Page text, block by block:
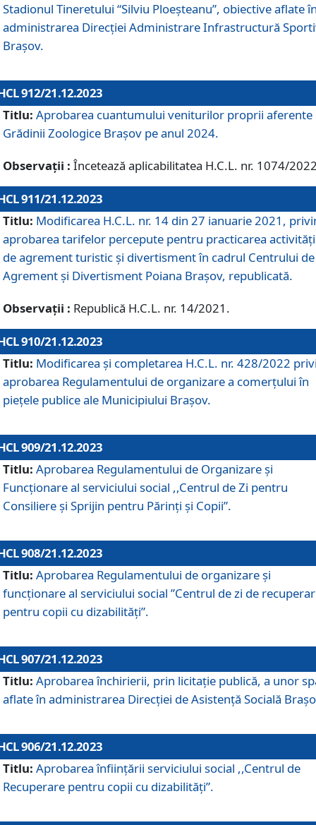
Stadionul Tineretului “Silviu Ploeșteanu”, obiective aflate
administrarea Direcției Administrare Infrastructură
Brașov.
912/21.12.2023
Titlu: Aprobarea cuantumului veniturilor proprii aferente
Grădinii Zoologice Braşov pe anul 2024.
Observații : Încetează aplicabilitatea H.C.L. nr. 1074/
911/21.12.2023
Titlu: Modificarea H.C.L. nr. 14 din 27 ianuarie 2021,
aprobarea tarifelor percepute pentru practicarea
de agrement turistic și divertisment în cadrul Centrului de
Agrement și Divertisment Poiana Brașov, republicată.
Observații : Republică H.C.L. nr. 14/2021.
910/21.12.2023
Titlu: Modificarea și completarea H.C.L. nr. 428/2022
aprobarea Regulamentului de organizare a comerțului în
piețele publice ale Municipiului Braşov.
909/21.12.2023
Titlu: Aprobarea Regulamentului de Organizare și
Funcționare al serviciului social ,,Centrul de Zi pentru
Consiliere şi Sprijin pentru Părinţi şi Copii”.
908/21.12.2023
Titlu: Aprobarea Regulamentului de organizare şi
funcţionare al serviciului social ”Centrul de zi de
pentru copii cu dizabilități”.
907/21.12.2023
Titlu: Aprobarea închirierii, prin licitație publică, a unor
aflate în administrarea Direcției de Asistență Socială
906/21.12.2023
Titlu: Aprobarea înființării serviciului social ,,Centrul de
Recuperare pentru copii cu dizabilități”.